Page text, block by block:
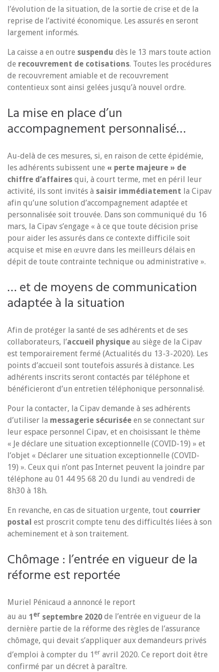
l’évolution de la situation, de la sortie de crise et de la
reprise de l’activité économique. Les assurés en seront
largement informés.
La caisse a en outre suspendu dès le 13 mars toute action
de recouvrement de cotisations. Toutes les procédures
de recouvrement amiable et de recouvrement
contentieux sont ainsi gelées jusqu’à nouvel ordre.
La mise en place d’un
accompagnement personnalisé…
Au-delà de ces mesures, si, en raison de cette épidémie,
les adhérents subissent une « perte majeure » de
chiffre d’affaires qui, à court terme, met en péril leur
activité, ils sont invités à saisir immédiatement la Cipav
afin qu’une solution d’accompagnement adaptée et
personnalisée soit trouvée. Dans son communiqué du 16
mars, la Cipav s’engage « à ce que toute décision prise
pour aider les assurés dans ce contexte difficile soit
acquise et mise en œuvre dans les meilleurs délais en
dépit de toute contrainte technique ou administrative ».
… et de moyens de communication
adaptée à la situation
Afin de protéger la santé de ses adhérents et de ses
collaborateurs, l’accueil physique au siège de la Cipav
est temporairement fermé (Actualités du 13-3-2020). Les
points d’accueil sont toutefois assurés à distance. Les
adhérents inscrits seront contactés par téléphone et
bénéficieront d’un entretien téléphonique personnalisé.
Pour la contacter, la Cipav demande à ses adhérents
d’utiliser la messagerie sécurisée en se connectant sur
leur espace personnel Cipav, et en choisissant le thème
« Je déclare une situation exceptionnelle (COVID-19) » et
l’objet « Déclarer une situation exceptionnelle (COVID-
19) ». Ceux qui n’ont pas Internet peuvent la joindre par
téléphone au 01 44 95 68 20 du lundi au vendredi de
8h30 à 18h.
En revanche, en cas de situation urgente, tout courrier
postal est proscrit compte tenu des difficultés liées à son
acheminement et à son traitement.
Chômage : l’entrée en vigueur de la
réforme est reportée
Muriel Pénicaud a annoncé le report
au au 1 er septembre 2020 de l’entrée en vigueur de la
dernière partie de la réforme des règles de l’assurance
chômage, qui devait s’appliquer aux demandeurs privés
d’emploi à compter du 1 er avril 2020. Ce report doit être
confirmé par un décret à paraître.